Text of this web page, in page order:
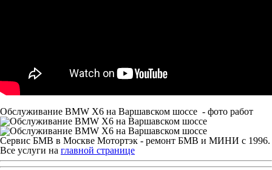
Обслуживание BMW Х6 на Варшавском шоссе - фото работ
Сервис БМВ в Москве Мотортэк - ремонт БМВ и МИНИ с 1996.
Все услуги на главной странице